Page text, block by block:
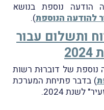
7.1.2025 פורסמה הודעה נוספת בנושא
להודעה הנוספת).
ותשלום עבור
הודעה נוספת של דוברוּת רשות
) בדבר פתיחת המערכת
לשנת 2024.